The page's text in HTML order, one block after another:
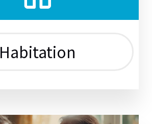
Habitation